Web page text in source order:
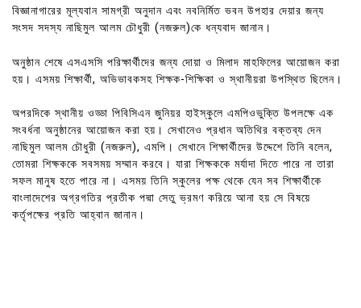
বিজ্ঞানাগারের মূল্যবান সামগ্রী অনুদান এবং নবনির্মিত ভবন উপহার দেয়ার জন্য
সংসদ সদস্য নাছিমুল আলম চৌধুরী (নজরুল)কে ধন্যবাদ জানান।
অনুষ্ঠান শেষে এসএসসি পরিক্ষার্থীদের জন্য দোয়া ও মিলাদ মাহফিলের আয়োজন করা
হয়। এসময় শিক্ষার্থী, অভিভাবকসহ শিক্ষক-শিক্ষিকা ও স্থানীয়রা উপস্থিত ছিলেন।
অপরদিকে স্থানীয় ওড্ডা পিবিসিএন জুনিয়র হাইস্কুলে এমপিওভুক্তি উপলক্ষে এক
সংবর্ধনা অনুষ্ঠানের আয়োজন করা হয়। সেখানেও প্রধান অতিথির বক্তব্য দেন
নাছিমুল আলম চৌধুরী (নজরুল), এমপি। সেখানে শিক্ষার্থীদের উদ্দেশে তিনি বলেন,
তোমরা শিক্ষককে সবসময় সম্মান করবে। যারা শিক্ষককে মর্যাদা দিতে পারে না তারা
সফল মানুষ হতে পারে না। এসময় তিনি স্কুলের পক্ষ থেকে যেন সব শিক্ষার্থীকে
বাংলাদেশের অগ্রগতির প্রতীক পদ্মা সেতু ভ্রমণ করিয়ে আনা হয় সে বিষয়ে
কর্তৃপক্ষের প্রতি আহ্বান জানান।